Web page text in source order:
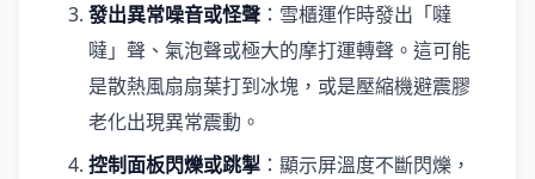
發出異常噪音或怪聲 ：雪櫃運作時發出「噠
噠」聲、氣泡聲或極大的摩打運轉聲。這可能
是散熱風扇扇葉打到冰塊，或是壓縮機避震膠
老化出現異常震動。
控制面板閃爍或跳掣 ：顯示屏溫度不斷閃爍，